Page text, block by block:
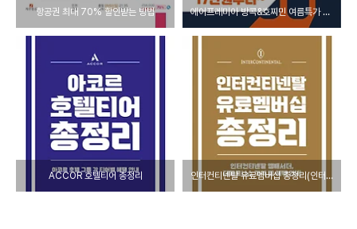
항공권 최대 70% 할인받는 방법 에어프레미아 방콕&호찌민 여름특가 17만원부터~
ACCOR 호텔티어 총정리 인터컨티넨탈 유료멤버십 총정리(인터컨티넨탈 앰배서더, 더파르나스)